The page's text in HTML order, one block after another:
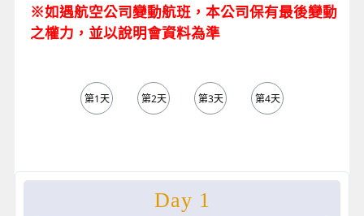
※如遇航空公司變動航班，本公司保有最後變動
之權力，並以說明會資料為準
第1天 第2天 第3天 第4天
Day 1